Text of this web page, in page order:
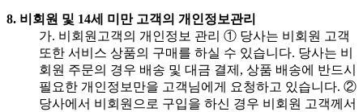
8. 비회원 및 14세 미만 고객의 개인정보관리
가. 비회원고객의 개인정보 관리 ① 당사는 비회원 고객
또한 서비스 상품의 구매를 하실 수 있습니다. 당사는 비
회원 주문의 경우 배송 및 대금 결제, 상품 배송에 반드시
필요한 개인정보만을 고객님에게 요청하고 있습니다. ②
당사에서 비회원으로 구입을 하신 경우 비회원 고객께서